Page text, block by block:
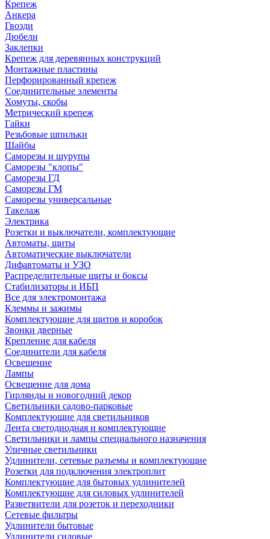
Крепеж
Анкера
Гвозди
Дюбели
Заклепки
Крепеж для деревянных конструкций
Монтажные пластины
Перфорированный крепеж
Соединительные элементы
Хомуты, скобы
Метрический крепеж
Гайки
Резьбовые шпильки
Шайбы
Саморезы и шурупы
Саморезы "клопы"
Саморезы ГД
Саморезы ГМ
Саморезы универсальные
Такелаж
Электрика
Розетки и выключатели, комплектующие
Автоматы, щиты
Автоматические выключатели
Дифавтоматы и УЗО
Распределительные щиты и боксы
Стабилизаторы и ИБП
Все для электромонтажа
Клеммы и зажимы
Комплектующие для щитов и коробок
Звонки дверные
Крепление для кабеля
Соединители для кабеля
Освещение
Лампы
Освещение для дома
Гирлянды и новогодний декор
Светильники садово-парковые
Комплектующие для светильников
Лента светодиодная и комплектующие
Светильники и лампы специального назначения
Уличные светильники
Удлинители, сетевые разъемы и комплектующие
Розетки для подключения электроплит
Комплектующие для бытовых удлинителей
Комплектующие для силовых удлинителей
Разветвители для розеток и переходники
Сетевые фильтры
Удлинители бытовые
Удлинители силовые